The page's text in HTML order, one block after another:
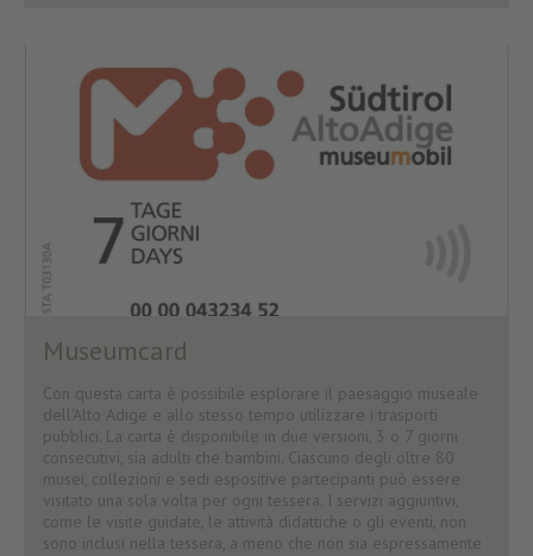
Museumcard
Con questa carta è possibile esplorare il paesaggio museale
dell'Alto Adige e allo stesso tempo utilizzare i trasporti
pubblici. La carta è disponibile in due versioni, 3 o 7 giorni
consecutivi, sia adulti che bambini. Ciascuno degli oltre 80
musei, collezioni e sedi espositive partecipanti può essere
visitato una sola volta per ogni tessera. I servizi aggiuntivi,
come le visite guidate, le attività didattiche o gli eventi, non
sono inclusi nella tessera, a meno che non sia espressamente